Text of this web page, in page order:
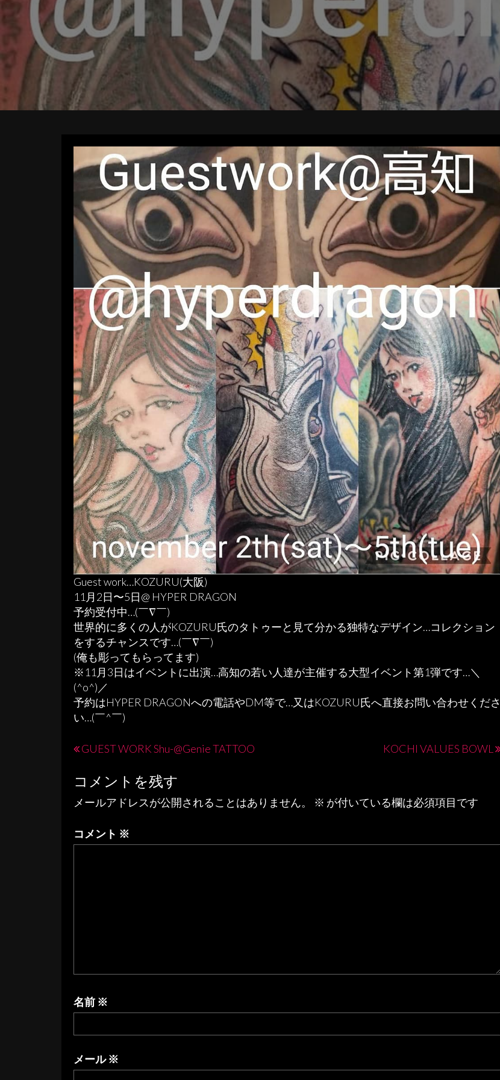
Guest work…KOZURU(大阪)
11月2日〜5日@ HYPER DRAGON
予約受付中…(￣∇￣)
世界的に多くの人がKOZURU氏のタトゥーと見て分かる独特なデザイン…コレクション
をするチャンスです…(￣∇￣)
(俺も彫ってもらってます)
※11月3日はイベントに出演…高知の若い人達が主催する大型イベント第1弾です…＼
(^o^)／
予約はHYPER DRAGONへの電話やDM等で…又はKOZURU氏へ直接お問い合わせくださ
い…(￣^￣)ゞ
投
ナ
ビ
ゲ
ー
GUEST WORK Shu-@Genie TATTOO KOCHI VALUES BOWL
コメントを残す
メールアドレスが公開されることはありません。 ※ が付いている欄は必須項目です
コメント ※
名前 ※
メール※